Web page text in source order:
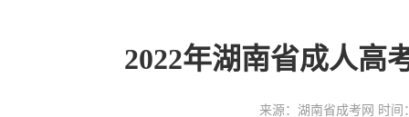
2022年湖南省成人高
来源：湖南省成考网 时间